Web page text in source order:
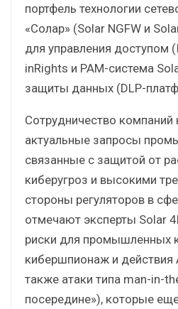
портфель технологии
«Солар» (Solar NGFW и
для управления доступом
inRights и PAM-система
защиты данных (DLP-
Сотрудничество компаний
актуальные запросы
связанные с защитой от
киберугроз и высокими
стороны регуляторов в
отмечают эксперты Solar
риски для промышленных
кибершпионаж и действия
также атаки типа man-in-
посередине»), которые